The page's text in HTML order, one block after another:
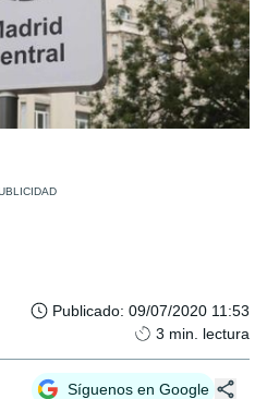
Publicado: 09/07/2020 11:53
3 min. lectura
Síguenos en Google